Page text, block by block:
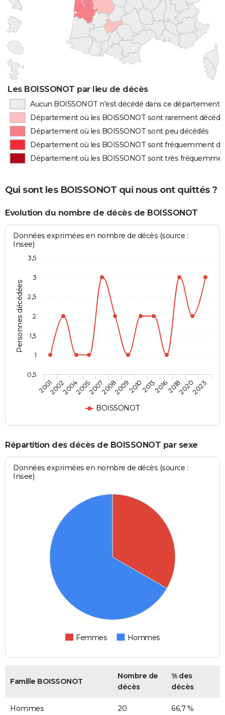
Les BOISSONOT par lieu de décès
Aucun BOISSONOT n'est décédé dans ce département
Département où les BOISSONOT sont rarement
Département où les BOISSONOT sont peu décédés
Département où les BOISSONOT sont fréquemment
Département où les BOISSONOT sont très
Qui sont les BOISSONOT qui nous ont quittés ?
Evolution du nombre de décès de BOISSONOT
Personnes décédées
Données exprimées en nombre de décès (source :
Insee)
BOISSONOT
2001200220042005200720082009201020132016201820202023
0,5
1
1,5
2
2,5
3
3,5
Répartition des décès de BOISSONOT par sexe
Données exprimées en nombre de décès (source :
Insee)
Femmes Hommes
Famille BOISSONOT
Nombre de
décès
% des
décès
Hommes 20 66,7 %